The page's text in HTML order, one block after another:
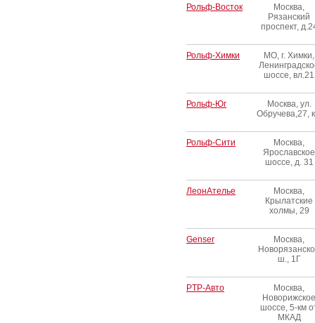
Рольф-Восток
Москва,
Рязанский
проспект,
Рольф-Химки
МО, г. Химки,
шоссе, вл.21
Рольф-Юг
Москва, ул.
Обручева,27,
Рольф-Сити
Москва,
Ярославское
шоссе, д. 31
ЛеонАтелье
Москва,
Крылатские
холмы, 29
Genser
Москва,
ш., 1Г
PTP-Авто
Москва,
Новорижское
шоссе, 5-км
МКАД